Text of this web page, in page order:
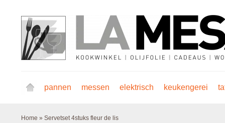
pannen messen elektrisch keukengerei
Home » Servetset 4stuks fleur de lis